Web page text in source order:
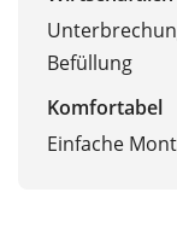
Befüllung
Komfortabel
Einfache